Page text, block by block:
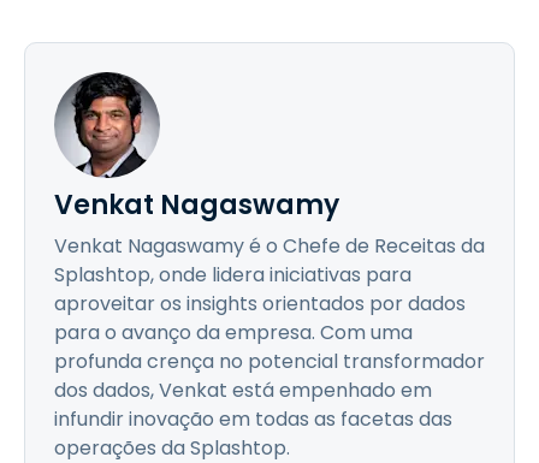
Venkat Nagaswamy
Venkat Nagaswamy é o Chefe de Receitas da
Splashtop, onde lidera iniciativas para
aproveitar os insights orientados por dados
para o avanço da empresa. Com uma
profunda crença no potencial transformador
dos dados, Venkat está empenhado em
infundir inovação em todas as facetas das
operações da Splashtop.